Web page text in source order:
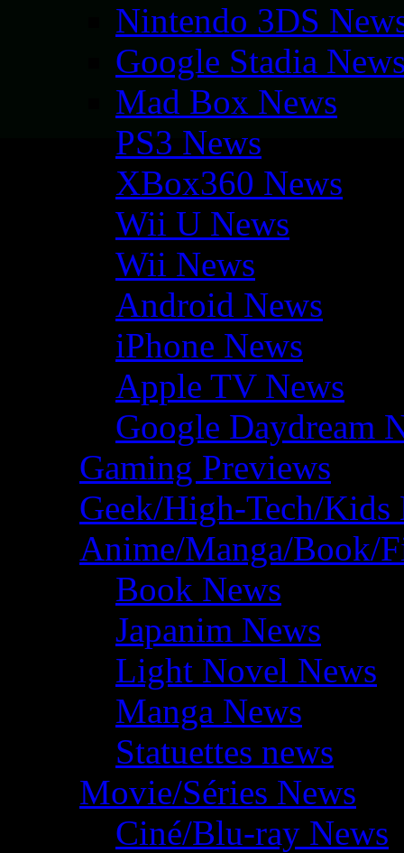
Nintendo 3DS
Google Stadia
Mad Box News
PS3 News
XBox360 News
Wii U News
Wii News
Android News
iPhone News
Apple TV News
Google Daydream
Gaming Previews
Geek/High-Tech/Kids
Anime/Manga/Book/
Book News
Japanim News
Light Novel News
Manga News
Statuettes news
Movie/Séries News
Ciné/Blu-ray News